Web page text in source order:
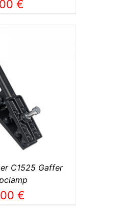
€
C1525 Gaffer
€